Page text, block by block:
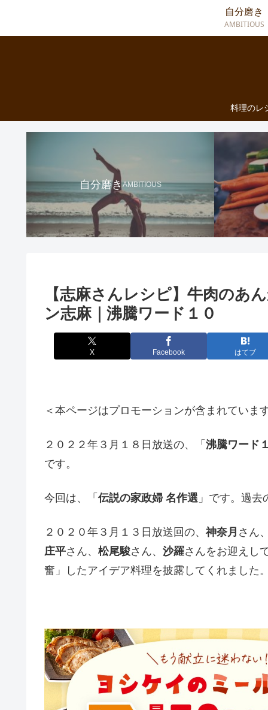
料理のレ
自分磨き
AMBITIOUS
自分磨きAMBITIOUS
【志麻さんレシピ】牛肉のあ
ン志麻｜沸騰ワード１０
X Facebook はてブ
＜本ページはプロモーションが含まれていま
２０２２年３月１８日放送の、「 沸騰ワード
です。
今回は、「 伝説の家政婦 名作選 」です。過
２０２０年３月１３日放送回の、 神奈月 さん
庄平さん、 松尾駿さん、 沙羅さんをお迎えし
奮」したアイデア料理を披露してくれました